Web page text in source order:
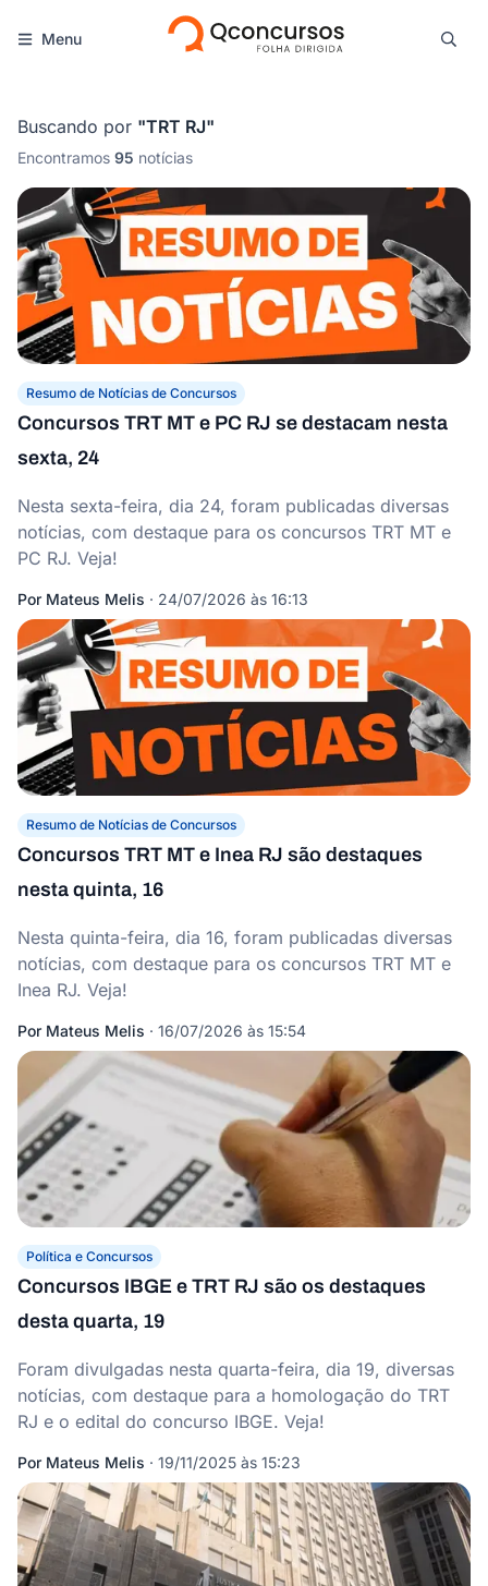
Menu
Buscando por "TRT RJ"
Encontramos 95 notícias
Resumo de Notícias de Concursos
Concursos TRT MT e PC RJ se destacam nesta
sexta, 24
Nesta sexta-feira, dia 24, foram publicadas diversas
notícias, com destaque para os concursos TRT MT e
PC RJ. Veja!
Por Mateus Melis · 24/07/2026 às 16:13
Resumo de Notícias de Concursos
Concursos TRT MT e Inea RJ são destaques
nesta quinta, 16
Nesta quinta-feira, dia 16, foram publicadas diversas
notícias, com destaque para os concursos TRT MT e
Inea RJ. Veja!
Por Mateus Melis · 16/07/2026 às 15:54
Política e Concursos
Concursos IBGE e TRT RJ são os destaques
desta quarta, 19
Foram divulgadas nesta quarta-feira, dia 19, diversas
notícias, com destaque para a homologação do TRT
RJ e o edital do concurso IBGE. Veja!
Por Mateus Melis · 19/11/2025 às 15:23